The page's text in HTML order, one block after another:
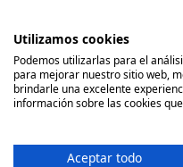
contenido
Comparador Seguro
Utilizamos cookies
Podemos utilizarlas para el
para mejorar nuestro sitio web,
brindarle una excelente
información sobre las cookies
Aceptar todo